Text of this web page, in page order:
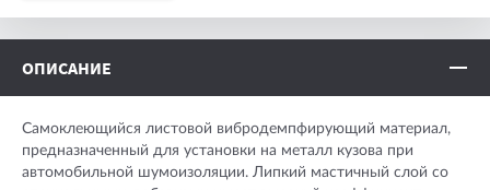
ОПИСАНИЕ
Самоклеющийся листовой вибродемпфирующий материал,
предназначенный для установки на металл кузова при
автомобильной шумоизоляции. Липкий мастичный слой со